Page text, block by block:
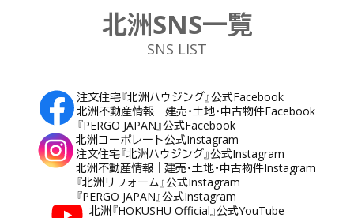
北洲SNS一覧
SNS LIST
注文住宅『北洲ハウジング』公式Facebook
北洲不動産情報｜建売・土地・中古物件Facebook
『PERGO JAPAN』公式Facebook
北洲コーポレート公式Instagram
注文住宅『北洲ハウジング』公式Instagram
北洲不動産情報｜建売・土地・中古物件Instagram
『北洲リフォーム』公式Instagram
『PERGO JAPAN』公式Instagram
北洲『HOKUSHU Official』公式YouTube